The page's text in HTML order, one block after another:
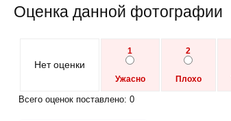
Оценка данной фотографии
Нет оценки
1
Ужасно
2
Плохо
Всего оценок поставлено: 0